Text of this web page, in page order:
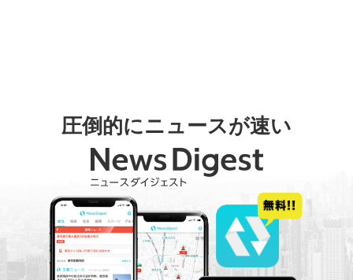
圧倒的にニュースが速い